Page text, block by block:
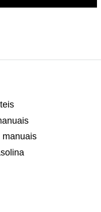
manuais